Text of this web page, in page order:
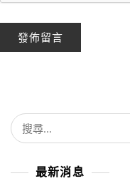
最新消息